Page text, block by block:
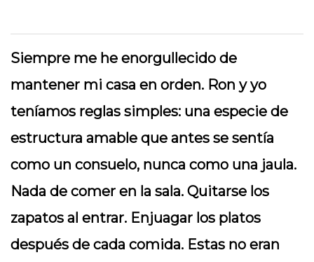
Siempre me he enorgullecido de
mantener mi casa en orden. Ron y yo
teníamos reglas simples: una especie de
estructura amable que antes se sentía
como un consuelo, nunca como una jaula.
Nada de comer en la sala. Quitarse los
zapatos al entrar. Enjuagar los platos
después de cada comida. Estas no eran